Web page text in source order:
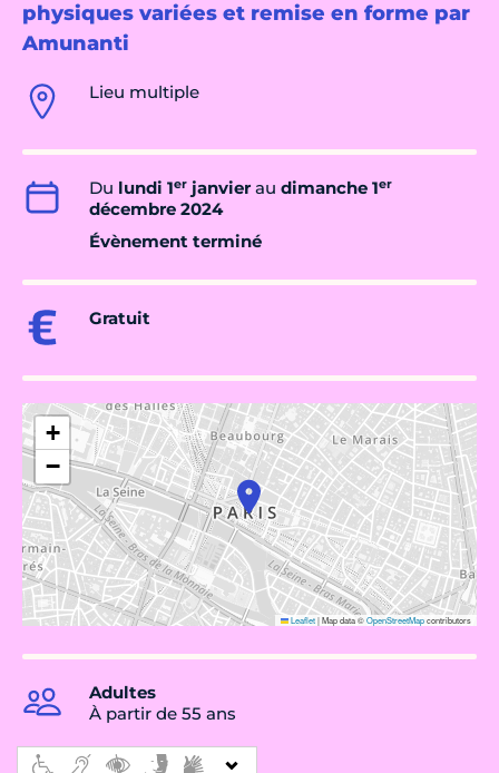
physiques variées et remise en forme par
Amunanti
Lieu multiple
Du lundi 1er janvierau dimanche 1er
décembre 2024
Évènement terminé
Gratuit
+
−
Leaflet|Map data ©OpenStreetMapcontributors
Adultes
À partir de 55 ans